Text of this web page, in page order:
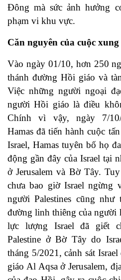
Đông mà sức ảnh hưởng
phạm vi khu vực.
Căn nguyên của cuộc
Vào ngày 01/10, hơn 250
thánh đường Hồi giáo và
Việc những người ngoại
người Hồi giáo là điều
Chính vì vậy, ngày 7/
Hamasđã tiến hành cuộc
Israel, Hamas tuyên bố họ
động gần đây của Israel tại
ở Jerusalem và Bờ Tây.
chưa bao giờ Israel ngừng
người Palestines cũng như
đường linh thiêng của người
lực lượng Israel đã giết
Palestine ở Bờ Tây do
tháng 5/2021, cảnh sát
giáo Al Aqsa ở Jerusalem,